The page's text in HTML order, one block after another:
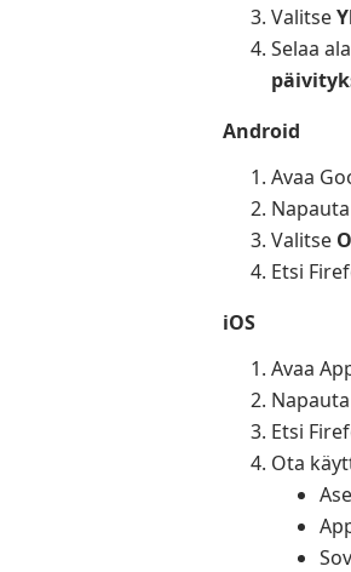
Valitse
Selaa
Android
Avaa
Valitse
Etsi
iOS
Avaa
Etsi
Ota